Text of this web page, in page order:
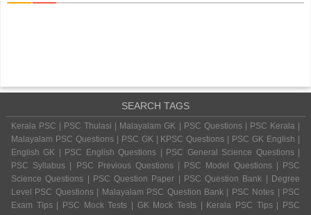
SEARCH TAGS
Kerala PSC | PSC Thulasi | Malayalam GK | PSC Questions | PSC Kerala |
Malayalam PSC Questions | PSC GK | KPSC Questions | PSC GK English |
English GK | PSC English Questions | PSC General Science Questions |
PSC Syllabus | PSC Previous Questions | PSC Model Questions | PSC
Science Questions | PSC Question Paper | PSC Question Bank | Degree
Level PSC Questions | Malayalam PSC Question Bank | PSC Notes | PSC
Exam Tips | PSC Mock Tests | GK Mock Tests | Kerala PSC Tips | PSC